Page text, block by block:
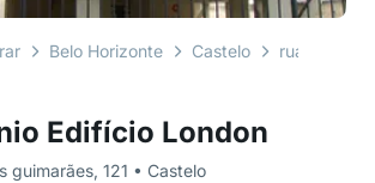
Edifício London
guimarães, 121 • Castelo
Belo Horizonte Castelo rua doutor